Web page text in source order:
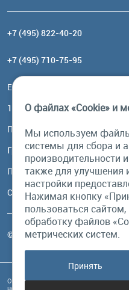
+7 (495) 822-40-20
+7 (495) 710-75-95
Email:
117485, Москва, ул.
Посмотреть на карте
График работы
Пн-Пт: с 10:00 до 18:00
Сб, Вс: выходной
© Бурый Медведь MMXXVI.
Обращаем Ваше внимание на то, что
носит исключительно
О файлах «Cookie» и
Мы используем
системы для сбора и
производительности
также для улучшения
настройки
Нажимая кнопку
пользоваться
обработку файлов
метрических систем.
Принять